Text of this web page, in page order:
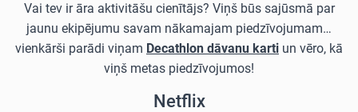
Vai tev ir āra aktivitāšu cienītājs? Viņš būs sajūsmā par
jaunu ekipējumu savam nākamajam piedzīvojumam…
vienkārši parādi viņam Decathlon dāvanu karti un vēro, kā
viņš metas piedzīvojumos!
Netflix